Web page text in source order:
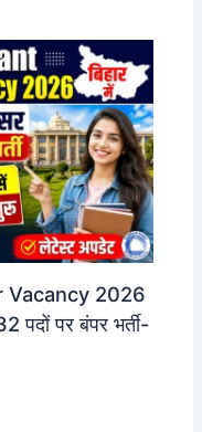
2026
पदों पर बंपर भर्ती-